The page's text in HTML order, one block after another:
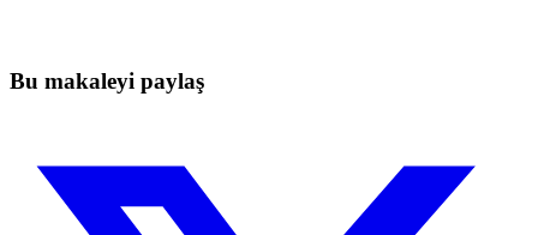
Bu makaleyi paylaş